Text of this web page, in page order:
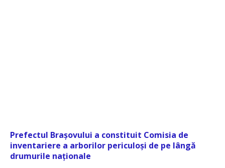
Prefectul Brașovului a constituit Comisia de
inventariere a arborilor periculoși de pe lângă
drumurile naționale